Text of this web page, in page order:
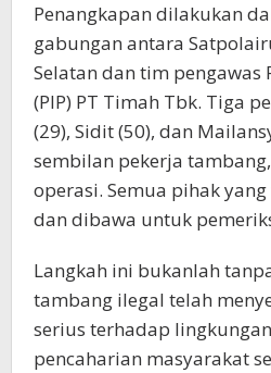
Penangkapan dilakukan
gabungan antara
Selatan dan tim pengawas
(PIP) PT Timah Tbk. Tiga
(29), Sidit (50), dan
sembilan pekerja
operasi. Semua pihak
dan dibawa untuk
Langkah ini bukanlah
tambang ilegal telah
serius terhadap
pencaharian masyarakat